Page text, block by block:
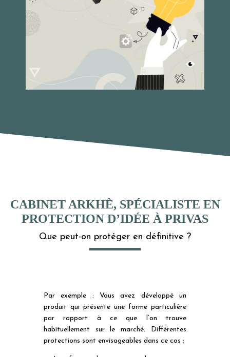
CABINET ARKHÈ, SPÉCIALISTE EN
PROTECTION D’IDÉE À PRIVAS
Que peut-on protéger en définitive ?
Par exemple : Vous avez développé un
produit qui présente une forme particulière
par rapport à ce que l’on trouve
habituellement sur le marché. Différentes
protections sont envisageables dans ce cas :